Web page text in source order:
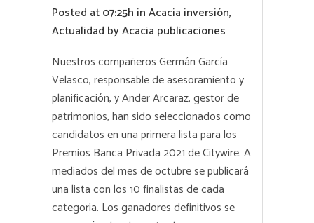
Posted at 07:25h inAcacia inversión,
Actualidad byAcacia publicaciones
Nuestros compañerosGermán García
Velasco, responsable de asesoramiento y
planificación, yAnder Arcaraz, gestor de
patrimonios, han sido seleccionados como
candidatos en una primera lista para los
Premios Banca Privada 2021 de Citywire. A
mediados del mes de octubre se publicará
una lista con los 10 finalistas de cada
categoría. Los ganadores definitivos se